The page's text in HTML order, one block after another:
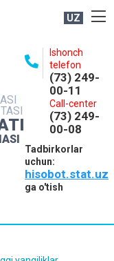
UZ
Ishonch
telefon
(73) 249-
00-11
Call-center
(73) 249-
00-08
Tadbirkorlar
uchun:
hisobot.stat.uz
ga o'tish